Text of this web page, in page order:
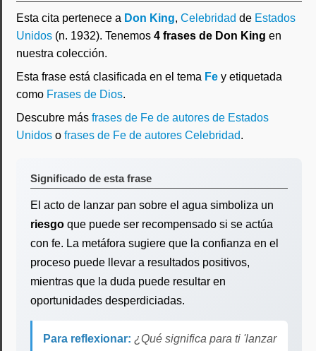
Esta cita pertenece a Don King, Celebridad de Estados
Unidos (n. 1932). Tenemos 4 frases de Don King en
nuestra colección.
Esta frase está clasificada en el tema Fe y etiquetada
como Frases de Dios.
Descubre más frases de Fe de autores de Estados
Unidos o frases de Fe de autores Celebridad.
Significado de esta frase
El acto de lanzar pan sobre el agua simboliza un
riesgo que puede ser recompensado si se actúa
con fe. La metáfora sugiere que la confianza en el
proceso puede llevar a resultados positivos,
mientras que la duda puede resultar en
oportunidades desperdiciadas.
Para reflexionar: ¿Qué significa para ti 'lanzar